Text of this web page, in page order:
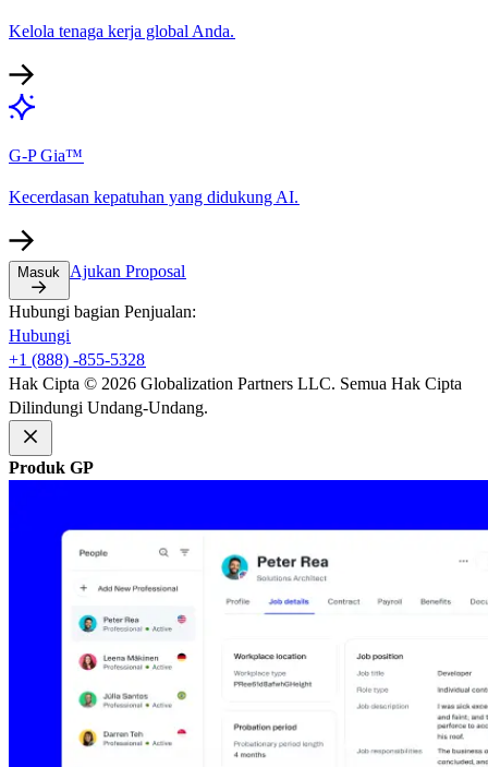
Kelola tenaga kerja global Anda.​​
G-P Gia™​​
Kecerdasan kepatuhan yang didukung AI.​​
Masuk​​ Ajukan Proposal​​
Hubungi bagian Penjualan:​​
Hubungi​​
+1 (888) -855-5328​​
Hak Cipta © 2026 Globalization Partners LLC. Semua Hak Cipta
Dilindungi Undang-Undang.​​
Produk GP​​